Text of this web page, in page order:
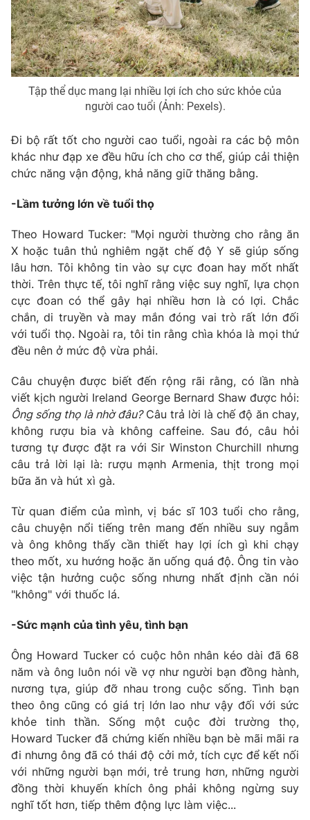
Tập thể dục mang lại nhiều lợi ích cho sức khỏe của
người cao tuổi (Ảnh: Pexels).
Đi bộ rất tốt cho người cao tuổi, ngoài ra các bộ môn
khác như đạp xe đều hữu ích cho cơ thể, giúp cải thiện
chức năng vận động, khả năng giữ thăng bằng.
-Lầm tưởng lớn về tuổi thọ
Theo Howard Tucker: "Mọi người thường cho rằng ăn
X hoặc tuân thủ nghiêm ngặt chế độ Y sẽ giúp sống
lâu hơn. Tôi không tin vào sự cực đoan hay mốt nhất
thời. Trên thực tế, tôi nghĩ rằng việc suy nghĩ, lựa chọn
cực đoan có thể gây hại nhiều hơn là có lợi. Chắc
chắn, di truyền và may mắn đóng vai trò rất lớn đối
với tuổi thọ. Ngoài ra, tôi tin rằng chìa khóa là mọi thứ
đều nên ở mức độ vừa phải.
Câu chuyện được biết đến rộng rãi rằng, có lần nhà
viết kịch người Ireland George Bernard Shaw được hỏi:
Ông sống thọ là nhờ đâu?Câu trả lời là chế độ ăn chay,
không rượu bia và không caffeine. Sau đó, câu hỏi
tương tự được đặt ra với Sir Winston Churchill nhưng
câu trả lời lại là: rượu mạnh Armenia, thịt trong mọi
bữa ăn và hút xì gà.
Từ quan điểm của mình, vị bác sĩ 103 tuổi cho rằng,
câu chuyện nổi tiếng trên mang đến nhiều suy ngẫm
và ông không thấy cần thiết hay lợi ích gì khi chạy
theo mốt, xu hướng hoặc ăn uống quá độ. Ông tin vào
việc tận hưởng cuộc sống nhưng nhất định cần nói
"không" với thuốc lá.
-Sức mạnh của tình yêu, tình bạn
Ông Howard Tucker có cuộc hôn nhân kéo dài đã 68
năm và ông luôn nói về vợ như người bạn đồng hành,
nương tựa, giúp đỡ nhau trong cuộc sống. Tình bạn
theo ông cũng có giá trị lớn lao như vậy đối với sức
khỏe tinh thần. Sống một cuộc đời trường thọ,
Howard Tucker đã chứng kiến nhiều bạn bè mãi mãi ra
đi nhưng ông đã có thái độ cởi mở, tích cực để kết nối
với những người bạn mới, trẻ trung hơn, những người
đồng thời khuyến khích ông phải không ngừng suy
nghĩ tốt hơn, tiếp thêm động lực làm việc...